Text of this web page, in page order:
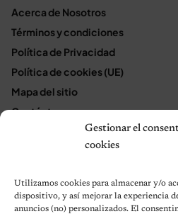
Gestionar el
cookies
Utilizamos cookies para almacenar y/o
dispositivo, y así mejorar la experiencia
anuncios (no) personalizados. El
Acerca de Nosotros
Términos y condiciones
Política de Privacidad
Política de cookies (UE)
Mapa del sitio
Contáctanos
Terms and Conditions
© 2026 Notas de
Política de